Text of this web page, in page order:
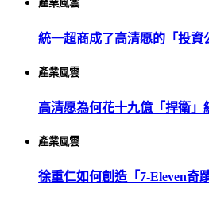
產業風雲
統一超商成了高清愿的「投資
產業風雲
高清愿為何花十九億「捍衛」
產業風雲
徐重仁如何創造「7-Eleven奇